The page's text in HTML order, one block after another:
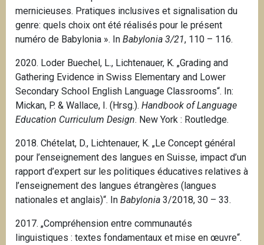
mernicieuses. Pratiques inclusives et signalisation du
genre: quels choix ont été réalisés pour le présent
numéro de Babylonia ». In Babylonia 3/21, 110 – 116.
2020. Loder Buechel, L., Lichtenauer, K. „Grading and
Gathering Evidence in Swiss Elementary and Lower
Secondary School English Language Classrooms“. In:
Mickan, P. & Wallace, I. (Hrsg.). Handbook of Language
Education Curriculum Design. New York : Routledge.
2018. Chételat, D., Lichtenauer, K. „Le Concept général
pour l’enseignement des langues en Suisse, impact d’un
rapport d’expert sur les politiques éducatives relatives à
l’enseignement des langues étrangères (langues
nationales et anglais)“. In Babylonia 3/2018, 30 – 33.
2017. „Compréhension entre communautés
linguistiques : textes fondamentaux et mise en œuvre“.